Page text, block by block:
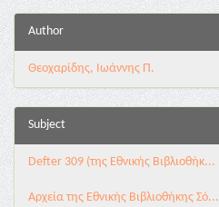
Author
Θεοχαρίδης, Ιωάννης Π.
Subject
Defter 309 (της Εθνικής Βιβλιοθήκ...
Αρχεία της Εθνικής Βιβλιοθήκης Σό...